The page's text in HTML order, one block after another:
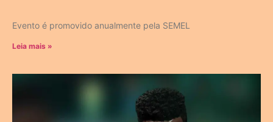
Evento é promovido anualmente pela SEMEL
Leia mais »